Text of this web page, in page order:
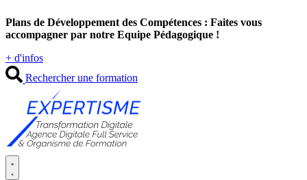
au
contenu
Plans de Développement des Compétences : Faites vous
accompagner par notre Equipe Pédagogique !
+ d'infos
Rechercher une formation